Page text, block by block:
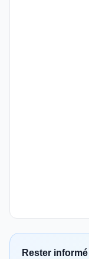
Rester